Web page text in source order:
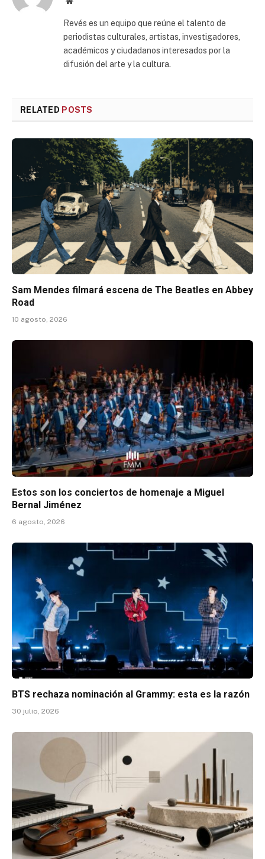
Revés es un equipo que reúne el talento de
periodistas culturales, artistas, investigadores,
académicos y ciudadanos interesados por la
difusión del arte y la cultura.
RELATED POSTS
Sam Mendes filmará escena de The Beatles en Abbey
Road
10 agosto, 2026
Estos son los conciertos de homenaje a Miguel
Bernal Jiménez
6 agosto, 2026
BTS rechaza nominación al Grammy: esta es la razón
30 julio, 2026